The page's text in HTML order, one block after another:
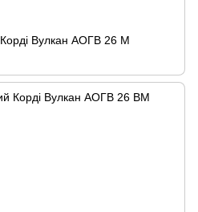
Корді Вулкан АОГВ 26 М